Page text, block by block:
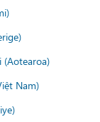
(Aotearoa)
Nam)